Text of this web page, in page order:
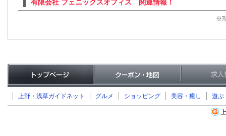
有限会社 フェニックスオフィス 関連情報！
※
上野・浅草ガイドネット グルメ ショッピング 美容・癒し 遊ぶ